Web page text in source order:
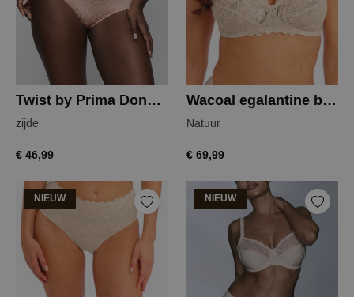
Twist by Prima Donna dalli tailleslip
zijde
€ 46,99
Wacoal egalantine beugelloze bh
Natuur
€ 69,99
NIEUW NIEUW